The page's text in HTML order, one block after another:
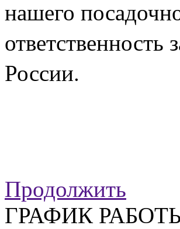
нашего
России.
Продолжить
ГРАФИК